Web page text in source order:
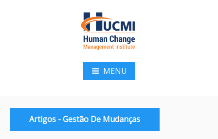
MENU
Categorias:Artigos - Gestão De Mudanças